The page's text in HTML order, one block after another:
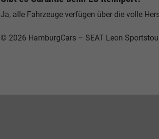
Ja, alle Fahrzeuge verfügen über die volle
© 2026 HamburgCars – SEAT Leon